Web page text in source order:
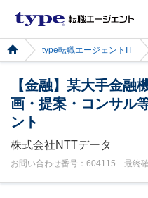
type転職エージェントIT
【金融】某大手金融
画・提案・コンサル
ント
株式会社NTTデータ
お問い合わせ番号：604115 最終